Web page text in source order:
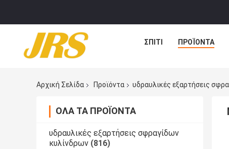
ΣΠΊΤΙ ΠΡΟΪΌΝΤΑ
Αρχική Σελίδα Προϊόντα υδραυλικές εξαρτήσεις
ΌΛΑ ΤΑ ΠΡΟΪΌΝΤΑ
υδραυλικές εξαρτήσεις σφραγίδων
κυλίνδρων (816)